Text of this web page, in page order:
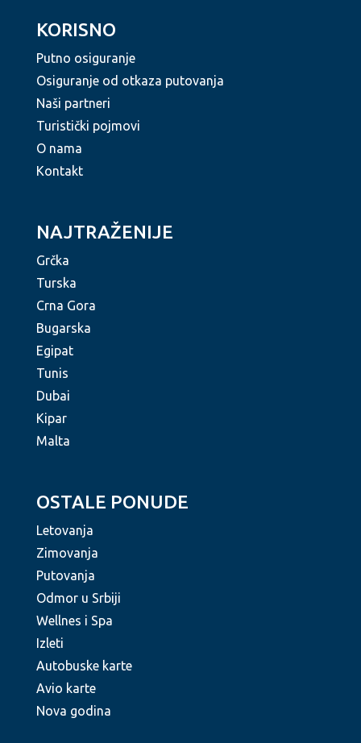
KORISNO
Putno osiguranje
Osiguranje od otkaza putovanja
Naši partneri
Turistički pojmovi
O nama
Kontakt
NAJTRAŽENIJE
Grčka
Turska
Crna Gora
Bugarska
Egipat
Tunis
Dubai
Kipar
Malta
OSTALE PONUDE
Letovanja
Zimovanja
Putovanja
Odmor u Srbiji
Wellnes i Spa
Izleti
Autobuske karte
Avio karte
Nova godina